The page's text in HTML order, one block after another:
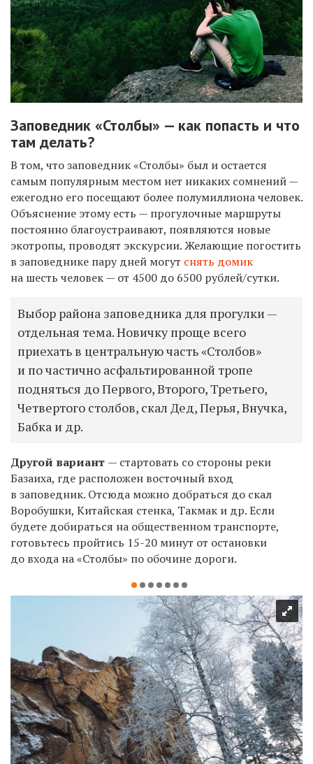
Заповедник «Столбы» — как попасть и что
там делать?
В том, что заповедник «Столбы» был и остается
самым популярным местом нет никаких сомнений —
ежегодно его посещают более полумиллиона человек.
Объяснение этому есть — прогулочные маршруты
постоянно благоустраивают, появляются новые
экотропы, проводят экскурсии. Желающие погостить
в заповеднике пару дней могут снять домик
на шесть человек — от 4500 до 6500 рублей/сутки.
Выбор района заповедника для прогулки —
отдельная тема. Новичку проще всего
приехать в центральную часть «Столбов»
и по частично асфальтированной тропе
подняться до Первого, Второго, Третьего,
Четвертого столбов, скал Дед, Перья, Внучка,
Бабка и др.
Другой вариант — стартовать со стороны реки
Базаиха, где расположен восточный вход
в заповедник. Отсюда можно добраться до скал
Воробушки, Китайская стенка, Такмак и др. Если
будете добираться на общественном транспорте,
готовьтесь пройтись 15-20 минут от остановки
до входа на «Столбы» по обочине дороги.